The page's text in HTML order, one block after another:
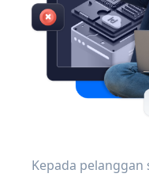
Kepada pelanggan